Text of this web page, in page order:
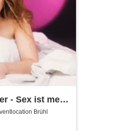
- Sex ist mehr
Brühl